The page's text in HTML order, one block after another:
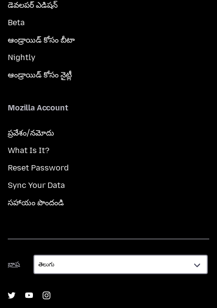
డెవలపర్ ఎడిషన్
Beta
ఆండ్రాయిడ్ కోసం బీటా
Nightly
ఆండ్రాయిడ్ కోసం నైట్లీ
Mozilla Account
ప్రవేశం/నమోదు
What Is It?
Reset Password
Sync Your Data
సహాయం పొందండి
భాష
భాష